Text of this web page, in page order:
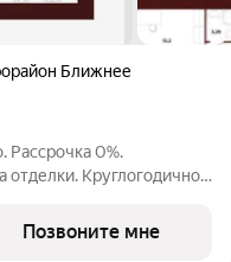
Ближнее
Рассрочка 0%.
отделки. Круглогодичное
идей и современных
1.
Позвоните мне